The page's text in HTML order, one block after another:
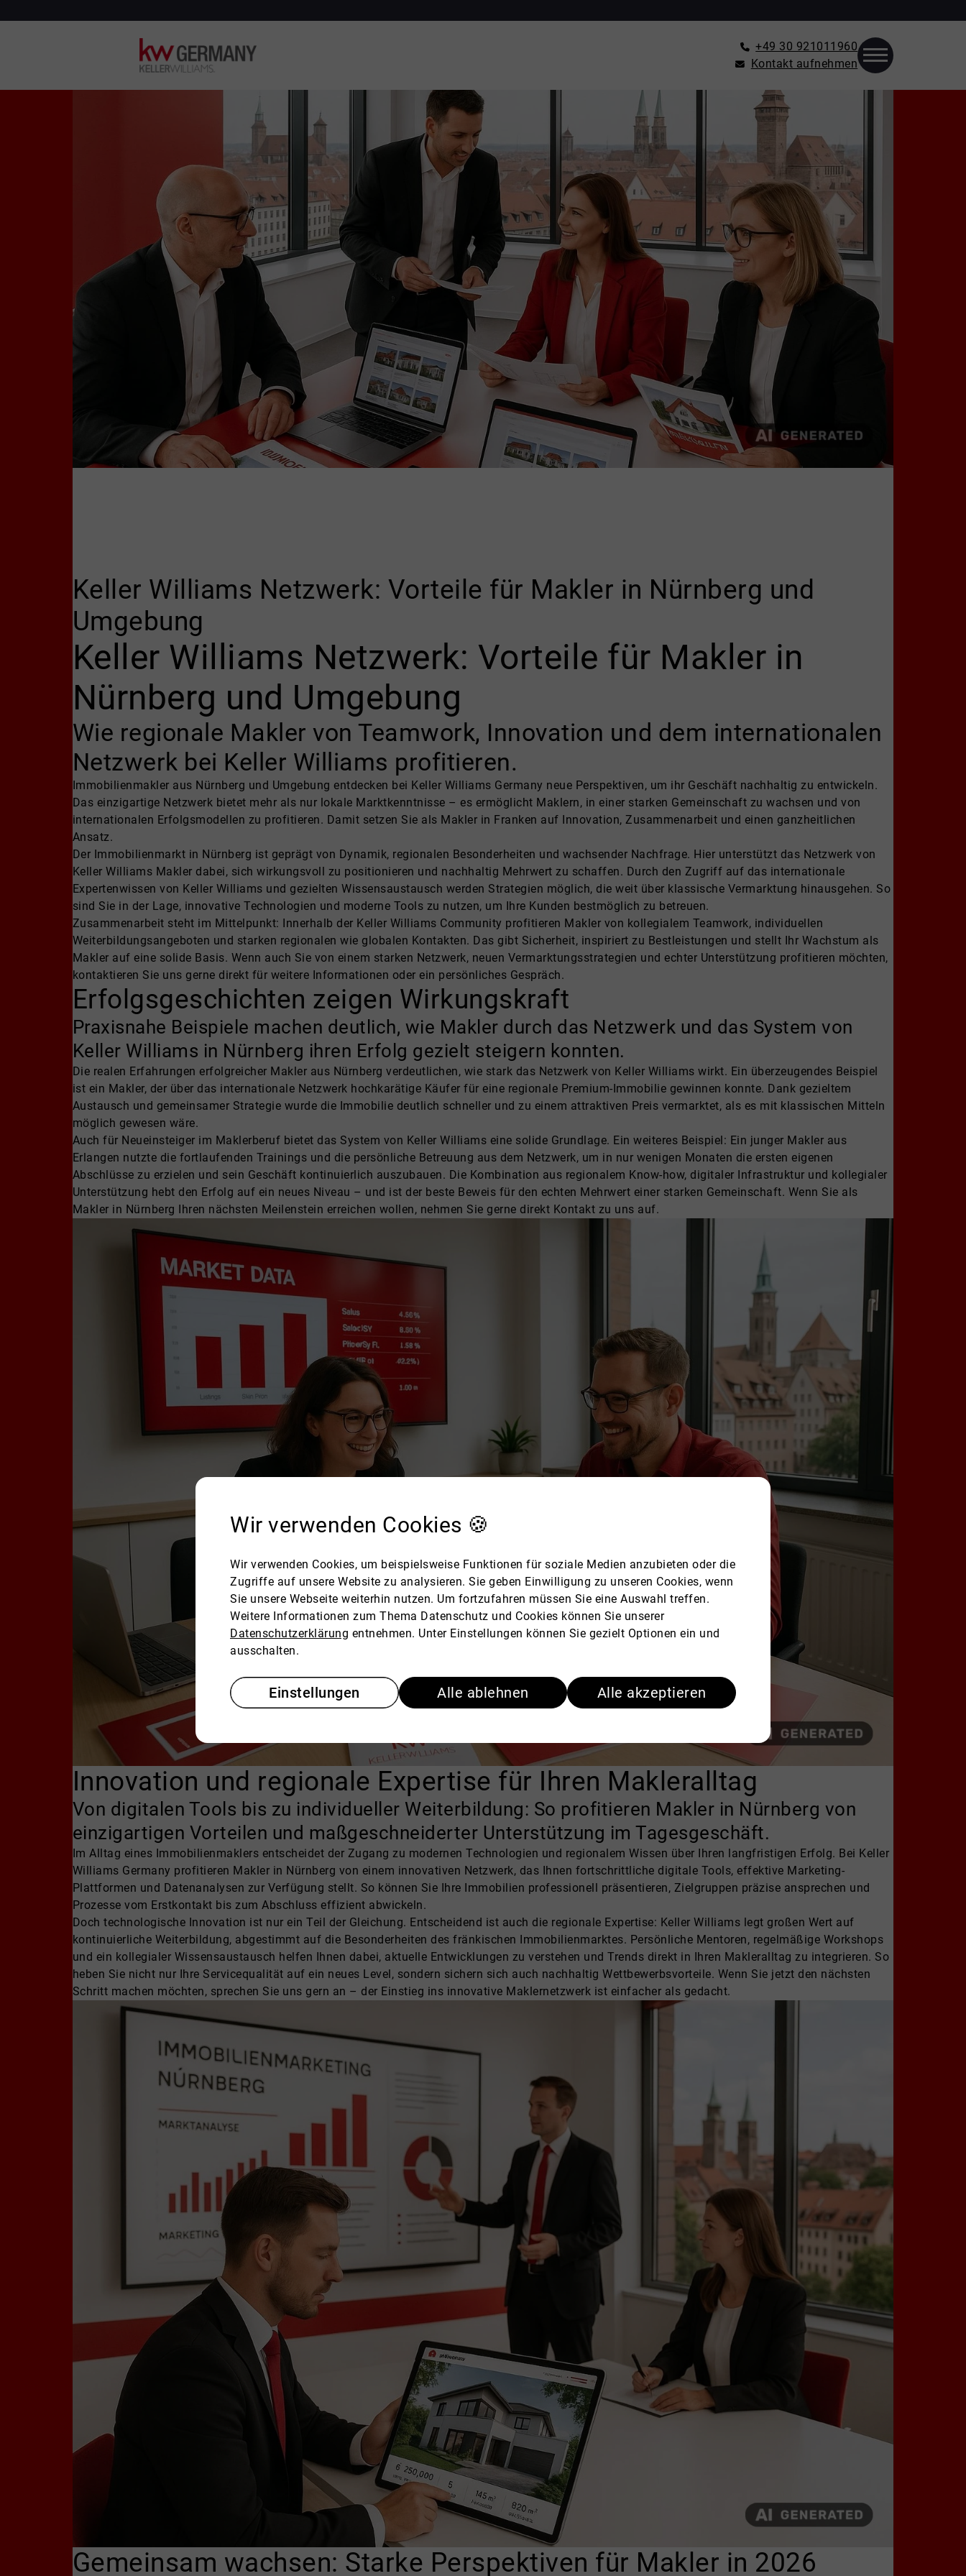
+49 30 921011960
Kontakt aufnehmen
Keller Williams Netzwerk: Vorteile für Makler in Nürnberg und
Umgebung
Keller Williams Netzwerk: Vorteile für Makler in
Nürnberg und Umgebung
Wie regionale Makler von Teamwork, Innovation und dem internationalen
Netzwerk bei Keller Williams profitieren.
Immobilienmakler aus Nürnberg und Umgebung entdecken bei Keller Williams Germany neue Perspektiven, um ihr Geschäft nachhaltig zu entwickeln.
Das einzigartige Netzwerk bietet mehr als nur lokale Marktkenntnisse – es ermöglicht Maklern, in einer starken Gemeinschaft zu wachsen und von
internationalen Erfolgsmodellen zu profitieren. Damit setzen Sie als Makler in Franken auf Innovation, Zusammenarbeit und einen ganzheitlichen
Ansatz.​
Der Immobilienmarkt in Nürnberg ist geprägt von Dynamik, regionalen Besonderheiten und wachsender Nachfrage. Hier unterstützt das Netzwerk von
Keller Williams Makler dabei, sich wirkungsvoll zu positionieren und nachhaltig Mehrwert zu schaffen. Durch den Zugriff auf das internationale
Expertenwissen von Keller Williams und gezielten Wissensaustausch werden Strategien möglich, die weit über klassische Vermarktung hinausgehen. So
sind Sie in der Lage, innovative Technologien und moderne Tools zu nutzen, um Ihre Kunden bestmöglich zu betreuen.
Zusammenarbeit steht im Mittelpunkt: Innerhalb der Keller Williams Community profitieren Makler von kollegialem Teamwork, individuellen
Weiterbildungsangeboten und starken regionalen wie globalen Kontakten. Das gibt Sicherheit, inspiriert zu Bestleistungen und stellt Ihr Wachstum als
Makler auf eine solide Basis. Wenn auch Sie von einem starken Netzwerk, neuen Vermarktungsstrategien und echter Unterstützung profitieren möchten,
kontaktieren Sie uns gerne direkt für weitere Informationen oder ein persönliches Gespräch.
Erfolgsgeschichten zeigen Wirkungskraft
Praxisnahe Beispiele machen deutlich, wie Makler durch das Netzwerk und das System von
Keller Williams in Nürnberg ihren Erfolg gezielt steigern konnten.
Die realen Erfahrungen erfolgreicher Makler aus Nürnberg verdeutlichen, wie stark das Netzwerk von Keller Williams wirkt. Ein überzeugendes Beispiel
ist ein Makler, der über das internationale Netzwerk hochkarätige Käufer für eine regionale Premium-Immobilie gewinnen konnte. Dank gezieltem
Austausch und gemeinsamer Strategie wurde die Immobilie deutlich schneller und zu einem attraktiven Preis vermarktet, als es mit klassischen Mitteln
möglich gewesen wäre.
Auch für Neueinsteiger im Maklerberuf bietet das System von Keller Williams eine solide Grundlage. Ein weiteres Beispiel: Ein junger Makler aus
Erlangen nutzte die fortlaufenden Trainings und die persönliche Betreuung aus dem Netzwerk, um in nur wenigen Monaten die ersten eigenen
Abschlüsse zu erzielen und sein Geschäft kontinuierlich auszubauen. Die Kombination aus regionalem Know-how, digitaler Infrastruktur und kollegialer
Unterstützung hebt den Erfolg auf ein neues Niveau – und ist der beste Beweis für den echten Mehrwert einer starken Gemeinschaft. Wenn Sie als
Makler in Nürnberg Ihren nächsten Meilenstein erreichen wollen, nehmen Sie gerne direkt Kontakt zu uns auf.
Innovation und regionale Expertise für Ihren Makleralltag
Von digitalen Tools bis zu individueller Weiterbildung: So profitieren Makler in Nürnberg von
einzigartigen Vorteilen und maßgeschneiderter Unterstützung im Tagesgeschäft.
Im Alltag eines Immobilienmaklers entscheidet der Zugang zu modernen Technologien und regionalem Wissen über Ihren langfristigen Erfolg. Bei Keller
Williams Germany profitieren Makler in Nürnberg von einem innovativen Netzwerk, das Ihnen fortschrittliche digitale Tools, effektive Marketing-
Plattformen und Datenanalysen zur Verfügung stellt. So können Sie Ihre Immobilien professionell präsentieren, Zielgruppen präzise ansprechen und
Prozesse vom Erstkontakt bis zum Abschluss effizient abwickeln.
Doch technologische Innovation ist nur ein Teil der Gleichung. Entscheidend ist auch die regionale Expertise: Keller Williams legt großen Wert auf
kontinuierliche Weiterbildung, abgestimmt auf die Besonderheiten des fränkischen Immobilienmarktes. Persönliche Mentoren, regelmäßige Workshops
und ein kollegialer Wissensaustausch helfen Ihnen dabei, aktuelle Entwicklungen zu verstehen und Trends direkt in Ihren Makleralltag zu integrieren. So
heben Sie nicht nur Ihre Servicequalität auf ein neues Level, sondern sichern sich auch nachhaltig Wettbewerbsvorteile. Wenn Sie jetzt den nächsten
Schritt machen möchten, sprechen Sie uns gern an – der Einstieg ins innovative Maklernetzwerk ist einfacher als gedacht.
Gemeinsam wachsen: Starke Perspektiven für Makler in 2026
Wir verwenden Cookies 🍪
Wir verwenden Cookies, um beispielsweise Funktionen für soziale Medien anzubieten oder die
Zugriffe auf unsere Website zu analysieren. Sie geben Einwilligung zu unseren Cookies, wenn
Sie unsere Webseite weiterhin nutzen. Um fortzufahren müssen Sie eine Auswahl treffen.
Weitere Informationen zum Thema Datenschutz und Cookies können Sie unserer
Datenschutzerklärung entnehmen. Unter Einstellungen können Sie gezielt Optionen ein und
ausschalten.
Einstellungen Alle ablehnen Alle akzeptieren